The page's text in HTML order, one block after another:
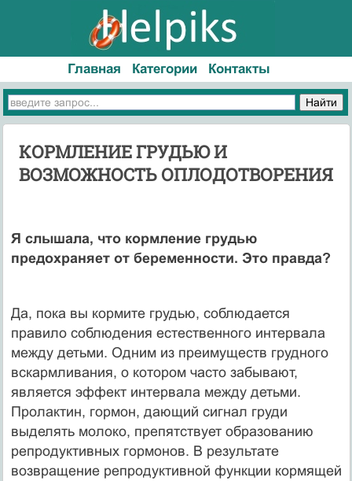
Главная Категории Контакты
КОРМЛЕНИЕ ГРУДЬЮ И
ВОЗМОЖНОСТЬ ОПЛОДОТВОРЕНИЯ
Я слышала, что кормление грудью
предохраняет от беременности. Это правда?
Да, пока вы кормите грудью, соблюдается
правило соблюдения естественного интервала
между детьми. Одним из преимуществ грудного
вскармливания, о котором часто забывают,
является эффект интервала между детьми.
Пролактин, гормон, дающий сигнал груди
выделять молоко, препятствует образованию
репродуктивных гормонов. В результате
возвращение репродуктивной функции кормящей